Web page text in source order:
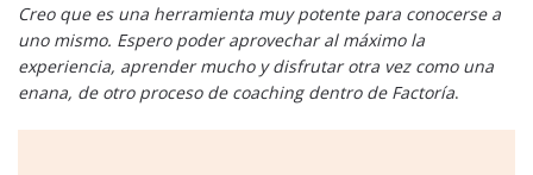
Creo que es una herramienta muy potente para conocerse a
uno mismo. Espero poder aprovechar al máximo la
experiencia, aprender mucho y disfrutar otra vez como una
enana, de otro proceso de coaching dentro de Factoría.